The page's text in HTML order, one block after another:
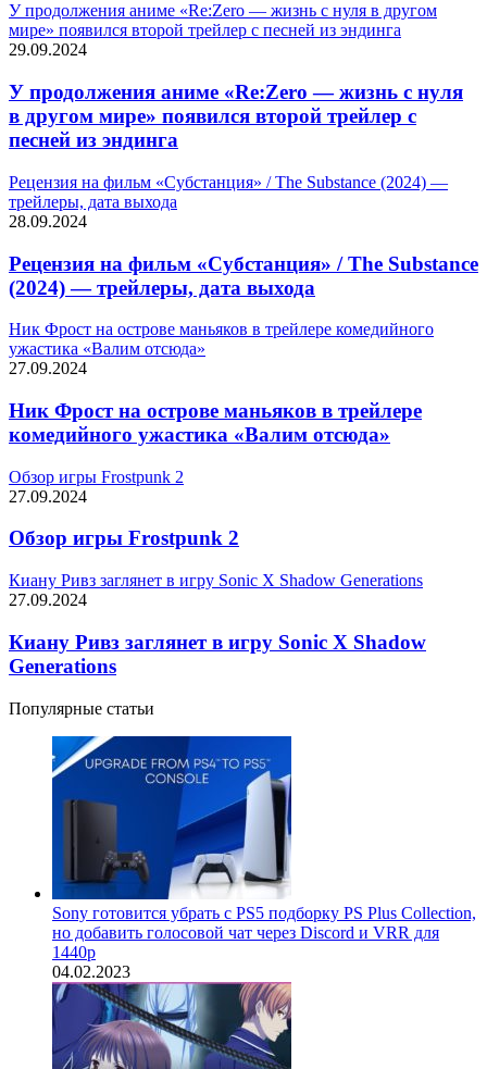
У продолжения аниме «Re:Zero — жизнь с нуля в другом
мире» появился второй трейлер с песней из эндинга
29.09.2024
У продолжения аниме «Re:Zero — жизнь с нуля
в другом мире» появился второй трейлер с
песней из эндинга
Рецензия на фильм «Субстанция» / The Substance (2024) —
трейлеры, дата выхода
28.09.2024
Рецензия на фильм «Субстанция» / The Substance
(2024) — трейлеры, дата выхода
Ник Фрост на острове маньяков в трейлере комедийного
ужастика «Валим отсюда»
27.09.2024
Ник Фрост на острове маньяков в трейлере
комедийного ужастика «Валим отсюда»
Обзор игры Frostpunk 2
27.09.2024
Обзор игры Frostpunk 2
Киану Ривз заглянет в игру Sonic X Shadow Generations
27.09.2024
Киану Ривз заглянет в игру Sonic X Shadow
Generations
Популярные статьи
Sony готовится убрать с PS5 подборку PS Plus Collection,
но добавить голосовой чат через Discord и VRR для
1440p
04.02.2023